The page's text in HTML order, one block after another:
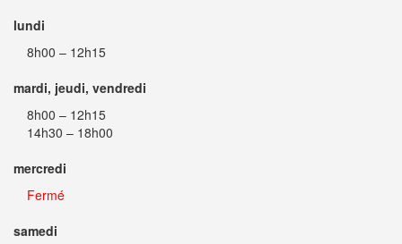
lundi
8h00 – 12h15
mardi, jeudi, vendredi
8h00 – 12h15
14h30 – 18h00
mercredi
Fermé
samedi